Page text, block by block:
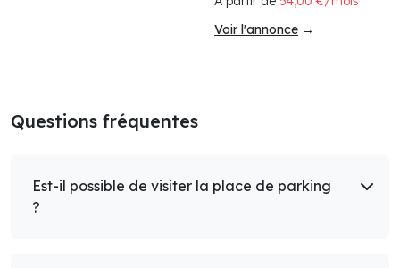
Voir l'annonce →
Questions fréquentes
Est-il possible de visiter la place de parking
?